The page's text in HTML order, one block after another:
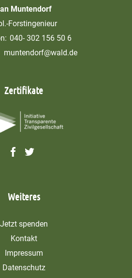
Muntendorf
Forstingenieur
040- 302 156 50 6
muntendorf@wald.de
Zertifikate
Weiteres
Jetzt spenden
Kontakt
Impressum
Datenschutz